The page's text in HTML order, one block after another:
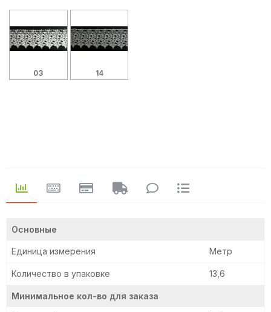
Основные
Единица измерения Метр
Количество в упаковке 13,6
Минимальное кол-во для заказа
03 14